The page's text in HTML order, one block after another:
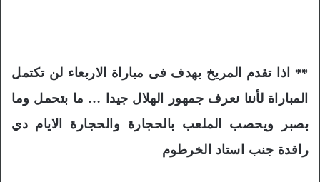
** اذا تقدم المريخ بهدف فى مباراة الاربعاء لن تكتمل
المباراة لأننا نعرف جمهور الهلال جيدا … ما بتحمل وما
بصبر ويحصب الملعب بالحجارة والحجارة الايام دي
راقدة جنب استاد الخرطوم